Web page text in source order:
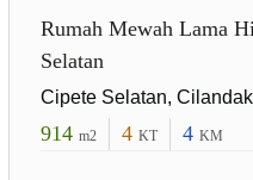
Rumah Mewah Lama
Selatan
Cipete Selatan,
914 m2 4 KT 4 KM